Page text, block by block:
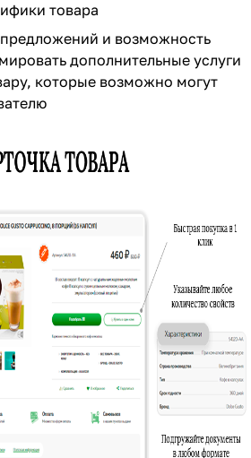
товара
и возможность
дополнительные услуги
которые возможно могут